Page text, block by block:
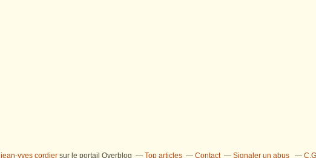
jean-yves cordiersur le portail Overblog Top articles Contact Signaler un abus